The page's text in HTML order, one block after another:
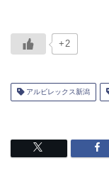
+2
アルビレックス新潟